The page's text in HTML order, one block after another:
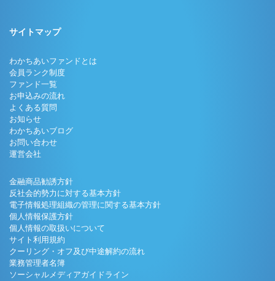
サイトマップ
わかちあいファンドとは
会員ランク制度
ファンド一覧
お申込みの流れ
よくある質問
お知らせ
わかちあいブログ
お問い合わせ
運営会社
金融商品勧誘方針
反社会的勢力に対する基本方針
電子情報処理組織の管理に関する基本方針
個人情報保護方針
個人情報の取扱いについて
サイト利用規約
クーリング・オフ及び中途解約の流れ
業務管理者名簿
ソーシャルメディアガイドライン